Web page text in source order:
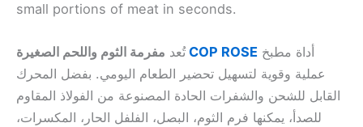
small portions of meat in seconds.
تُعدمفرمة الثوم واللحم الصغيرةCOP ROSE
عملية وقوية لتسهيل تحضير الطعام اليومي. بفضل المحرك
القابل للشحن والشفرات الحادة المصنوعة من الفولاذ المقاوم
للصدأ، يمكنها فرم الثوم، البصل، الفلفل الحار، المكسرات،